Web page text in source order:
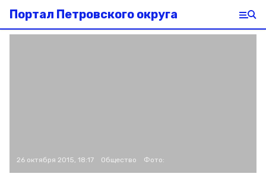
Портал Петровского округа
26 октября 2015, 18:17 Общество Фото: